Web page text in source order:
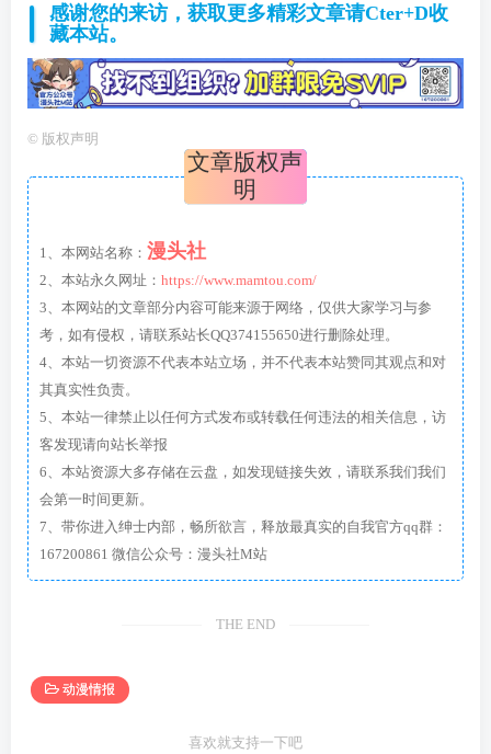
感谢您的来访，获取更多精彩文章请Cter+D收
藏本站。
© 版权声明
文章版权声
明
1、本网站名称： 漫头社
2、本站永久网址： https://www.mamtou.com/
3、本网站的文章部分内容可能来源于网络，仅供大家学习与参
考，如有侵权，请联系站长QQ374155650进行删除处理。
4、本站一切资源不代表本站立场，并不代表本站赞同其观点和对
其真实性负责。
5、本站一律禁止以任何方式发布或转载任何违法的相关信息，访
客发现请向站长举报
6、本站资源大多存储在云盘，如发现链接失效，请联系我们我们
会第一时间更新。
7、带你进入绅士内部，畅所欲言，释放最真实的自我官方qq群：
167200861 微信公众号：漫头社M站
THE END
动漫情报
喜欢就支持一下吧